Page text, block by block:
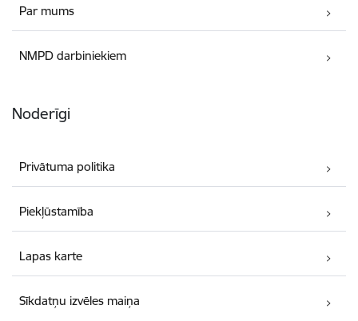
Par mums
NMPD darbiniekiem
Noderīgi
Privātuma politika
Piekļūstamība
Lapas karte
Sīkdatņu izvēles maiņa